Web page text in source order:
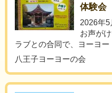
体験会
2026年5
お声が
ラブとの合同で、ヨーヨー
八王子ヨーヨーの会